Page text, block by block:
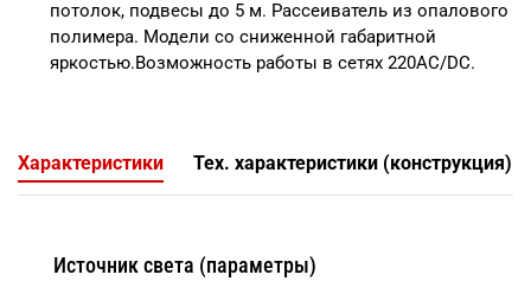
потолок, подвесы до 5 м. Рассеиватель из опалового
полимера. Модели со сниженной габаритной
яркостью.Возможность работы в сетях 220АС/DC.
Характеристики Тех. характеристики (конструкция)
Источник света (параметры)